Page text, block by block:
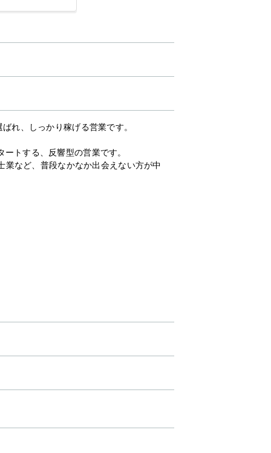
れ、しっかり稼げる営業です。
トする、反響型の営業です。
など、普段なかなか出会えない方が中